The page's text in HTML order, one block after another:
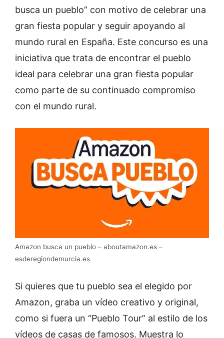
busca un pueblo” con motivo de celebrar una
gran fiesta popular y seguir apoyando al
mundo rural en España. Este concurso es una
iniciativa que trata de encontrar el pueblo
ideal para celebrar una gran fiesta popular
como parte de su continuado compromiso
con el mundo rural.
Amazon busca un pueblo – aboutamazon.es –
esderegiondemurcia.es
Si quieres que tu pueblo sea el elegido por
Amazon, graba un vídeo creativo y original,
como si fuera un “Pueblo Tour” al estilo de los
vídeos de casas de famosos. Muestra lo